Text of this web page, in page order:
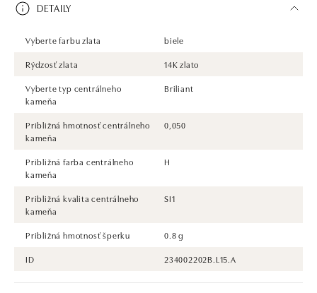
DETAILY
Vyberte farbu zlata
biele
Rýdzosť zlata
14K zlato
Vyberte typ centrálneho
kameňa
Briliant
Približná hmotnosť centrálneho
kameňa
0,050
Približná farba centrálneho
kameňa
H
Približná kvalita centrálneho
kameňa
SI1
Približná hmotnosť šperku
0.8 g
ID
234002202B.L15.A